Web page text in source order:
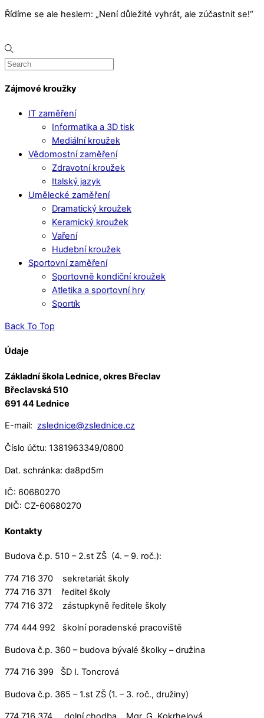
Řídíme se ale heslem: „Není důležité vyhrát, ale zúčastnit se!“
Zájmové kroužky
IT zaměření
Informatika a 3D tisk
Mediální kroužek
Vědomostní zaměření
Zdravotní kroužek
Italský jazyk
Umělecké zaměření
Dramatický kroužek
Keramický kroužek
Vaření
Hudební kroužek
Sportovní zaměření
Sportovně kondiční kroužek
Atletika a sportovní hry
Sportík
Back To Top
Údaje
Základní škola Lednice, okres Břeclav
Břeclavská 510
691 44 Lednice
E-mail: zslednice@zslednice.cz
Číslo účtu: 1381963349/0800
Dat. schránka: da8pd5m
IČ: 60680270
DIČ: CZ-60680270
Kontakty
Budova č.p. 510 – 2.st ZŠ (4. – 9. roč.):
774 716 370 sekretariát školy
774 716 371 ředitel školy
774 716 372 zástupkyně ředitele školy
774 444 992 školní poradenské pracoviště
Budova č.p. 360 – budova bývalé školky – družina
774 716 399 ŠD I. Toncrová
Budova č.p. 365 – 1.st ZŠ (1. – 3. roč., družiny)